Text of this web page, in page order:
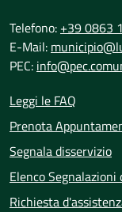
Telefono: +39 0863
E-Mail:
PEC:
Leggi le FAQ
Prenota
Segnala disservizio
Elenco Segnalazioni
Richiesta